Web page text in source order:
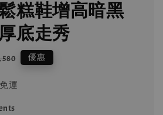
糕鞋增高暗黑
底走秀
優惠
運